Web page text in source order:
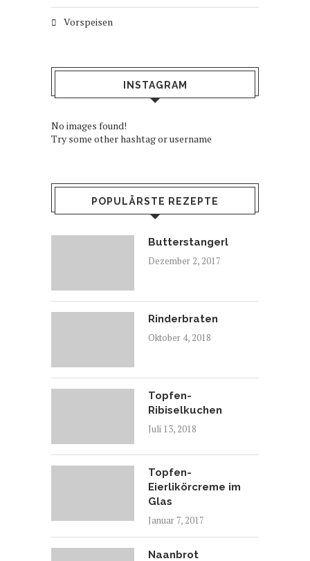
Vorspeisen
INSTAGRAM
No images found!
Try some other hashtag or username
POPULÄRSTE REZEPTE
Butterstangerl
Dezember 2, 2017
Rinderbraten
Oktober 4, 2018
Topfen-
Ribiselkuchen
Juli 13, 2018
Topfen-
Eierlikörcreme im
Glas
Januar 7, 2017
Naanbrot